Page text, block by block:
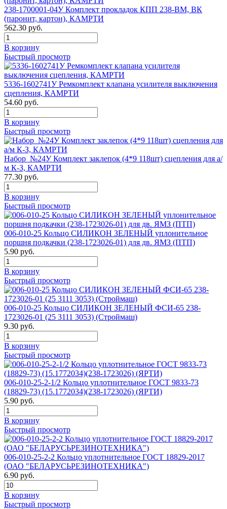
238-1700001-04У Комплект прокладок КПП 238-ВМ, ВК
(паронит, картон), КАМРТИ
562.30 руб.
В корзину
Быстрый просмотр
5336-1602741У Ремкомплект клапана усилителя выключения
сцепления, КАМРТИ
54.60 руб.
В корзину
Быстрый просмотр
Набор_№24У Комплект заклепок (4*9 118шт) сцепления для а/
м К-З, КАМРТИ
77.30 руб.
В корзину
Быстрый просмотр
006-010-25 Кольцо СИЛИКОН ЗЕЛЕНЫЙ уплонительное
поршня подкачки (238-1723026-01) для дв. ЯМЗ (ПТП)
5.90 руб.
В корзину
Быстрый просмотр
006-010-25 Кольцо СИЛИКОН ЗЕЛЕНЫЙ ФСИ-65 238-
1723026-01 (25 3111 3053) (Строймаш)
9.30 руб.
В корзину
Быстрый просмотр
006-010-25-2-1/2 Кольцо уплотнительное ГОСТ 9833-73
(18829-73) (15.1772034)(238-1723026) (ЯРТИ)
5.90 руб.
В корзину
Быстрый просмотр
006-010-25-2-2 Кольцо уплотнительное ГОСТ 18829-2017
(ОАО "БЕЛАРУСЬРЕЗИНОТЕХНИКА")
6.90 руб.
В корзину
Быстрый просмотр